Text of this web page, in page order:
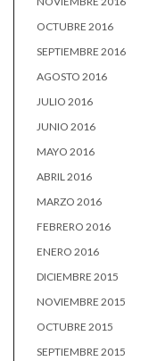
OCTUBRE 2016
SEPTIEMBRE 2016
AGOSTO 2016
JULIO 2016
JUNIO 2016
MAYO 2016
ABRIL 2016
MARZO 2016
FEBRERO 2016
ENERO 2016
DICIEMBRE 2015
NOVIEMBRE 2015
OCTUBRE 2015
SEPTIEMBRE 2015